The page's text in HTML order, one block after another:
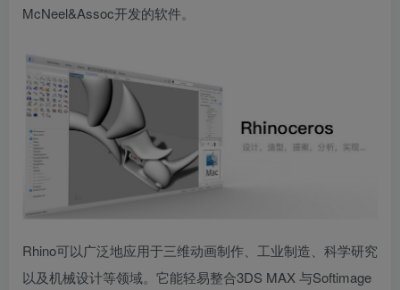
McNeel&Assoc开发的软件。
Rhino可以广泛地应用于三维动画制作、工业制造、科学研究
以及机械设计等领域。它能轻易整合3DS MAX 与Softimage